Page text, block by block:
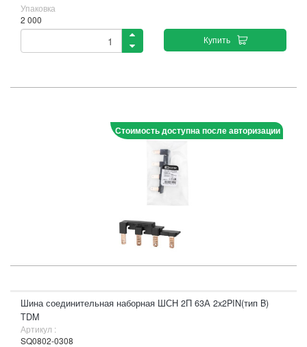
Упаковка
2 000
Купить
Стоимость доступна после авторизации
Шина соединительная наборная ШСН 2П 63А 2x2PIN(тип B)
TDM
Артикул :
SQ0802-0308